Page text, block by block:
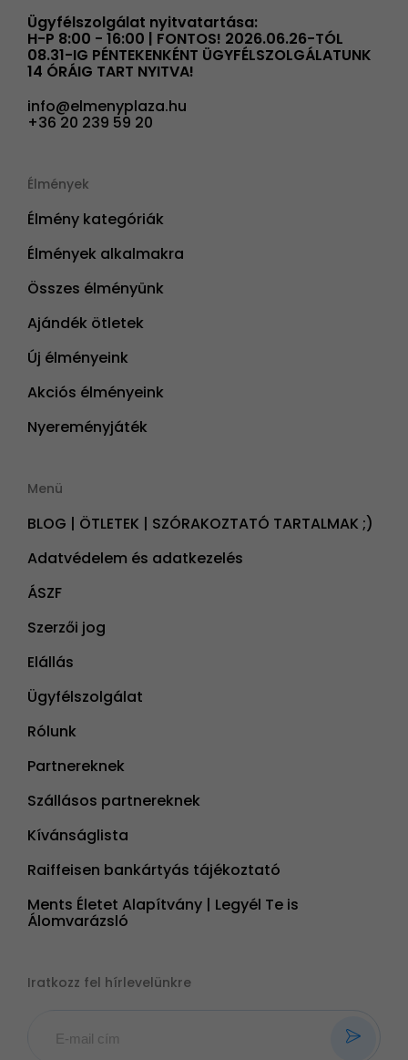
Ügyfélszolgálat nyitvatartása:
H-P 8:00 - 16:00 | FONTOS! 2026.06.26-TÓL
08.31-IG PÉNTEKENKÉNT ÜGYFÉLSZOLGÁLATUNK
14 ÓRÁIG TART NYITVA!
info@elmenyplaza.hu
+36 20 239 59 20
Élmények
Élmény kategóriák
Élmények alkalmakra
Összes élményünk
Ajándék ötletek
Új élményeink
Akciós élményeink
Nyereményjáték
Menü
BLOG | ÖTLETEK | SZÓRAKOZTATÓ TARTALMAK ;)
Adatvédelem és adatkezelés
ÁSZF
Szerzői jog
Elállás
Ügyfélszolgálat
Rólunk
Partnereknek
Szállásos partnereknek
Kívánságlista
Raiffeisen bankártyás tájékoztató
Ments Életet Alapítvány | Legyél Te is
Álomvarázsló
Iratkozz fel hírlevelünkre